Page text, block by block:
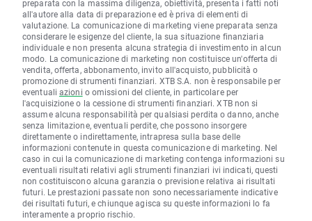
preparata con la massima diligenza, obiettività, presenta i fatti noti
all'autore alla data di preparazione ed è priva di elementi di
valutazione. La comunicazione di marketing viene preparata senza
considerare le esigenze del cliente, la sua situazione finanziaria
individuale e non presenta alcuna strategia di investimento in alcun
modo. La comunicazione di marketing non costituisce un'offerta di
vendita, offerta, abbonamento, invito all'acquisto, pubblicità o
promozione di strumenti finanziari. XTB S.A. non è responsabile per
eventuali azioni o omissioni del cliente, in particolare per
l'acquisizione o la cessione di strumenti finanziari. XTB non si
assume alcuna responsabilità per qualsiasi perdita o danno, anche
senza limitazione, eventuali perdite, che possono insorgere
direttamente o indirettamente, intrapresa sulla base delle
informazioni contenute in questa comunicazione di marketing. Nel
caso in cui la comunicazione di marketing contenga informazioni su
eventuali risultati relativi agli strumenti finanziari ivi indicati, questi
non costituiscono alcuna garanzia o previsione relativa ai risultati
futuri. Le prestazioni passate non sono necessariamente indicative
dei risultati futuri, e chiunque agisca su queste informazioni lo fa
interamente a proprio rischio.